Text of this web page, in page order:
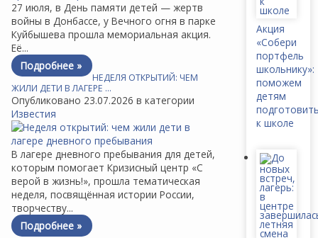
27 июля, в День памяти детей — жертв
войны в Донбассе, у Вечного огня в парке
Куйбышева прошла мемориальная акция.
Её...
Подробнее »
НЕДЕЛЯ ОТКРЫТИЙ: ЧЕМ
ЖИЛИ ДЕТИ В ЛАГЕРЕ …
Опубликовано 23.07.2026 в категории
Известия
В лагере дневного пребывания для детей,
которым помогает Кризисный центр «С
верой в жизнь!», прошла тематическая
неделя, посвящённая истории России,
творчеству...
Подробнее »
Акция
«Собери
портфель
школьнику»:
поможем
детям
к школе